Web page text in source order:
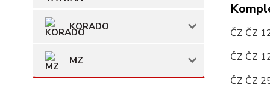
KORADO
MZ
ČZ ČZ
ČZ ČZ
ČZ ČZ